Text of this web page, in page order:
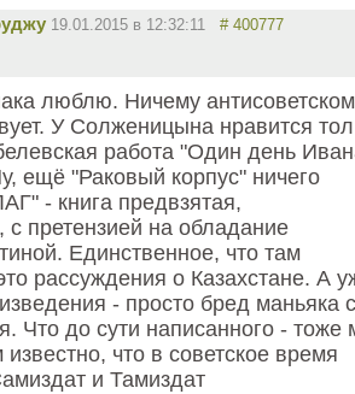
19.01.2015 в 12:32:11 # 400777
люблю. Ничему
У Солженицына нравится
работа "Один день
ещё "Раковый корпус" ничего
- книга предвзятая,
с претензией на обладание
Единственное, что там
рассуждения о Казахстане. А
- просто бред маньяка с
Что до сути написанного - тоже
что в советское время
и Тамиздат